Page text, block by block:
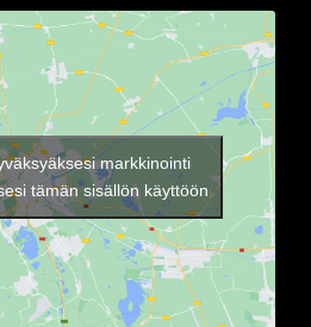
markkinointi
tämän sisällön käyttöön